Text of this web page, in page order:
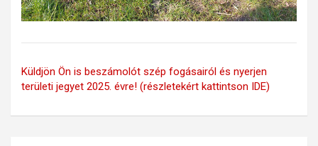
Küldjön Ön is beszámolót szép fogásairól és nyerjen
területi jegyet 2025. évre! (részletekért kattintson IDE)